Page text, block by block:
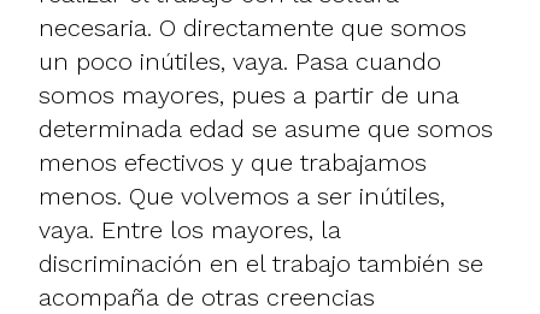
necesaria. O directamente que somos
un poco inútiles, vaya. Pasa cuando
somos mayores, pues a partir de una
determinada edad se asume que somos
menos efectivos y que trabajamos
menos. Que volvemos a ser inútiles,
vaya. Entre los mayores, la
discriminación en el trabajo también se
acompaña de otras creencias